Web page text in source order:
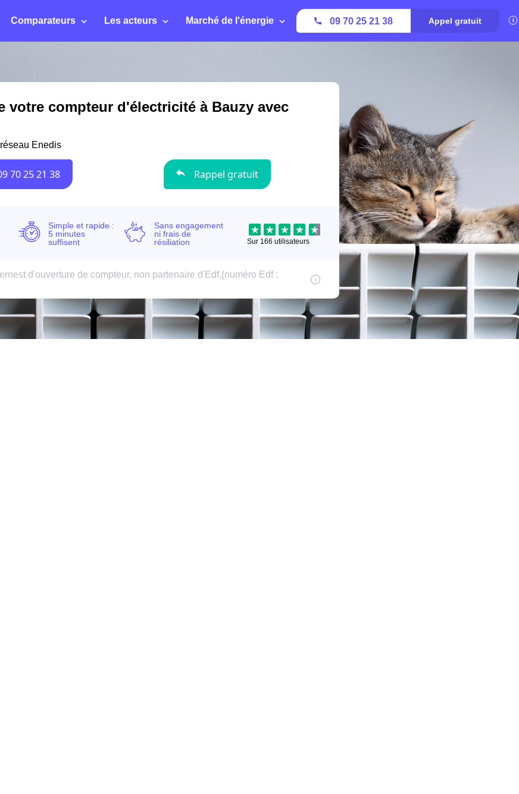
Comparateurs Les acteurs Marché de l'énergie 09 70 25 21 38 Appel gratuit